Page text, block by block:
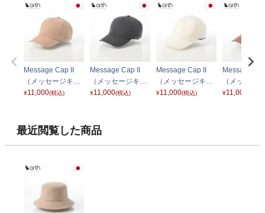
Message Cap II
（メッセージキャ
ップ） ベージュ
¥11,000(税込)
Message Cap II
（メッセージキャ
ップ） グレー
¥11,000(税込)
Message Cap II
（メッセージキャ
ップ） ホワイト
¥11,000(税込)
Message
（メッセー
ップ） ライ
¥11,000
最近閲覧した商品